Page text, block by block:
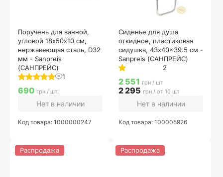
Поручень для ванной,
угловой 18х50х10 см,
нержавеющая сталь, D32
мм - Sanpreis
(САНПРЕЙС)
1
690 грн / шт.
Нет в наличии
Код товара: 1000000247
Сиденье для душа
откидное, пластиковая
сидушка, 43x40x39.5 см -
Sanpreis (САНПРЕЙС)
2
2 551 грн / шт
2 295 грн / от 10 шт
Нет в наличии
Код товара: 100005926
Распродажа Распродажа